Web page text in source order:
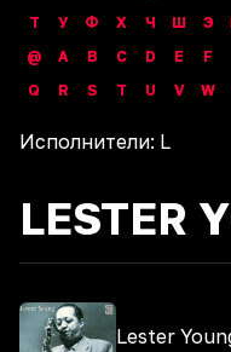
Т
У Ф Х Ч Ш Э
@
A B C D E F
Q
R S T U V W
Исполнители: L
LESTER
Lester